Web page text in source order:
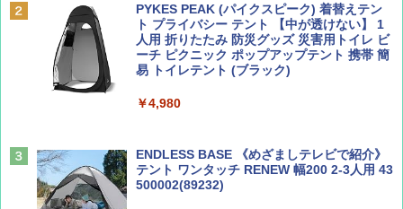
￥713
￥2,695
球の歩き方A ヨーロッパ
PYKES PEAK (パイクスピーク) 着替えテン
ト プライバシー テント 【中が透けない】 1
人用 折りたたみ 防災グッズ 災害用トイレ ビ
ーチ ピクニック ポップアップテント 携帯 簡
易 トイレテント (ブラック)
￥4,980
ENDLESS BASE 《めざましテレビで紹介》
テント ワンタッチ RENEW 幅200 2-3人用 43
500002(89232)